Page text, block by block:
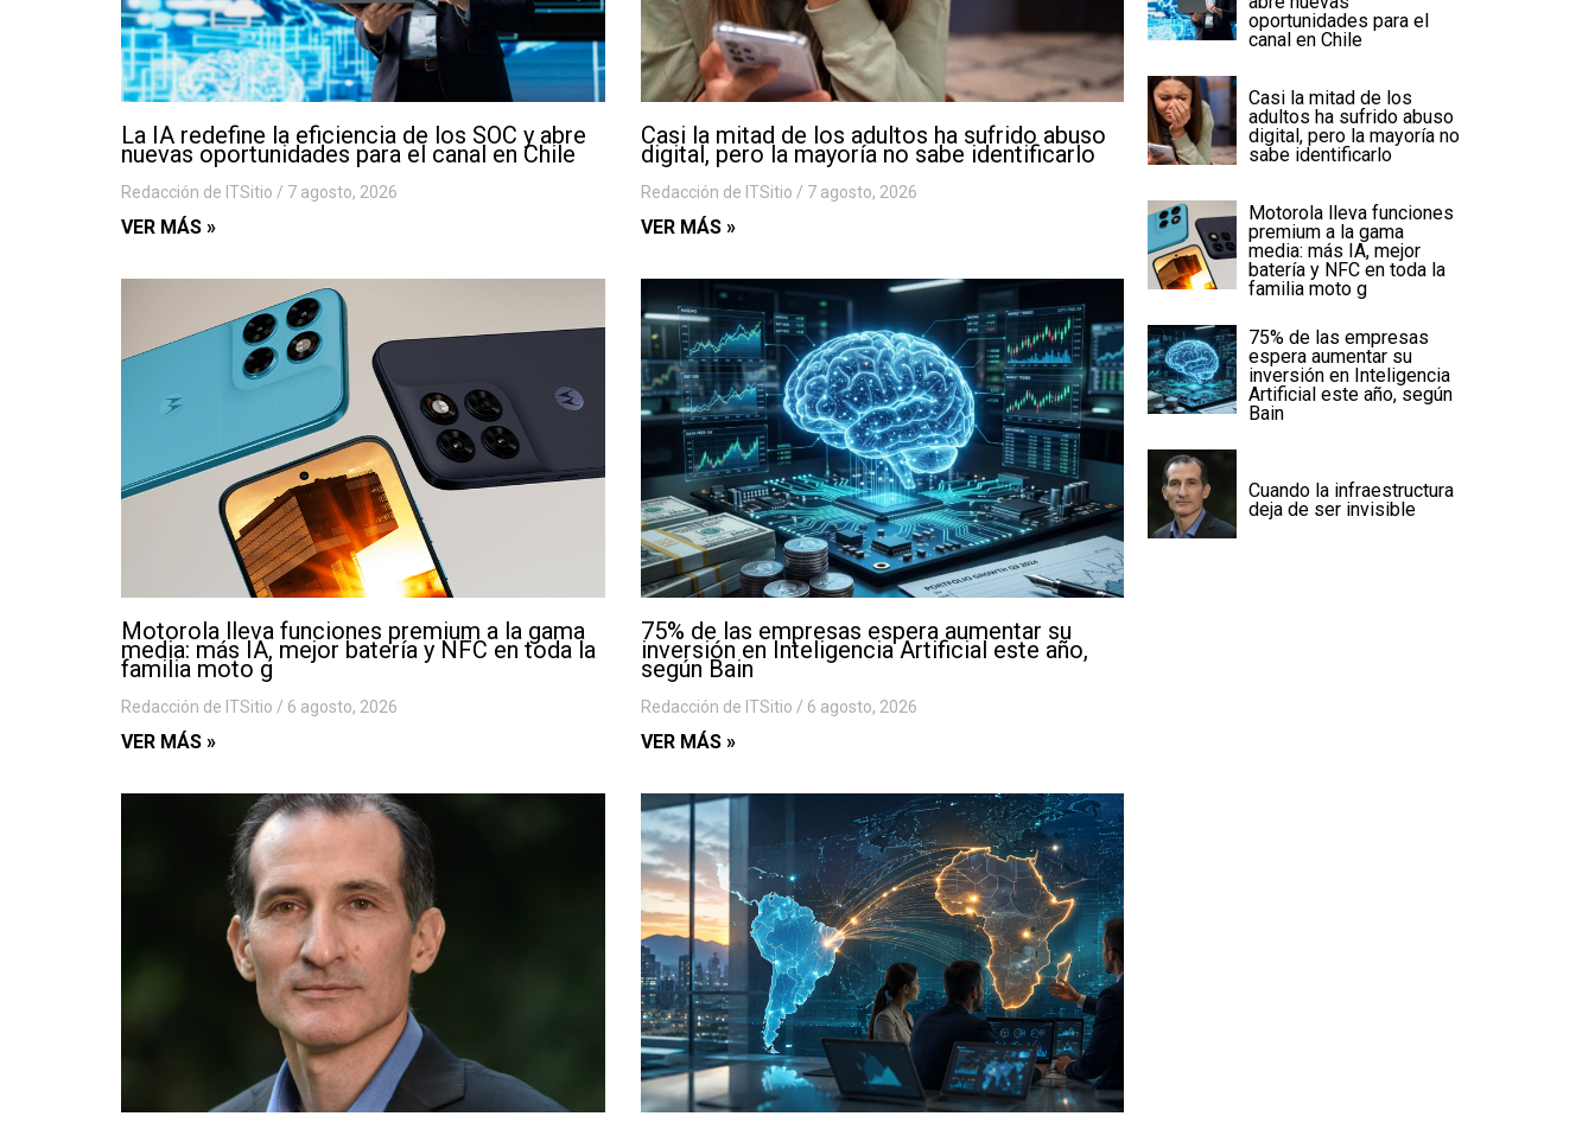
La IA redefine la eficiencia de los SOC y abre
nuevas oportunidades para el canal en Chile
Redacción de ITSitio 7 agosto, 2026
VER MÁS »
Casi la mitad de los adultos ha sufrido abuso
digital, pero la mayoría no sabe identificarlo
Redacción de ITSitio 7 agosto, 2026
VER MÁS »
Motorola lleva funciones premium a la gama
media: más IA, mejor batería y NFC en toda la
familia moto g
Redacción de ITSitio 6 agosto, 2026
VER MÁS »
75% de las empresas espera aumentar su
inversión en Inteligencia Artificial este año,
según Bain
Redacción de ITSitio 6 agosto, 2026
VER MÁS »
oportunidades para el
canal en Chile
Casi la mitad de los
adultos ha sufrido abuso
digital, pero la mayoría no
sabe identificarlo
Motorola lleva funciones
premium a la gama
media: más IA, mejor
batería y NFC en toda la
familia moto g
75% de las empresas
espera aumentar su
inversión en Inteligencia
Artificial este año, según
Bain
Cuando la infraestructura
deja de ser invisible